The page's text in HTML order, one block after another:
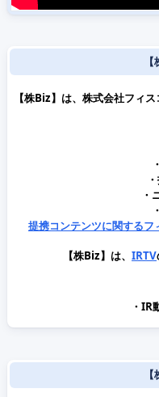
【株Biz】は、株式会社フィ
・
提携コンテンツに関する
【株Biz】は、 IRTV
・IR